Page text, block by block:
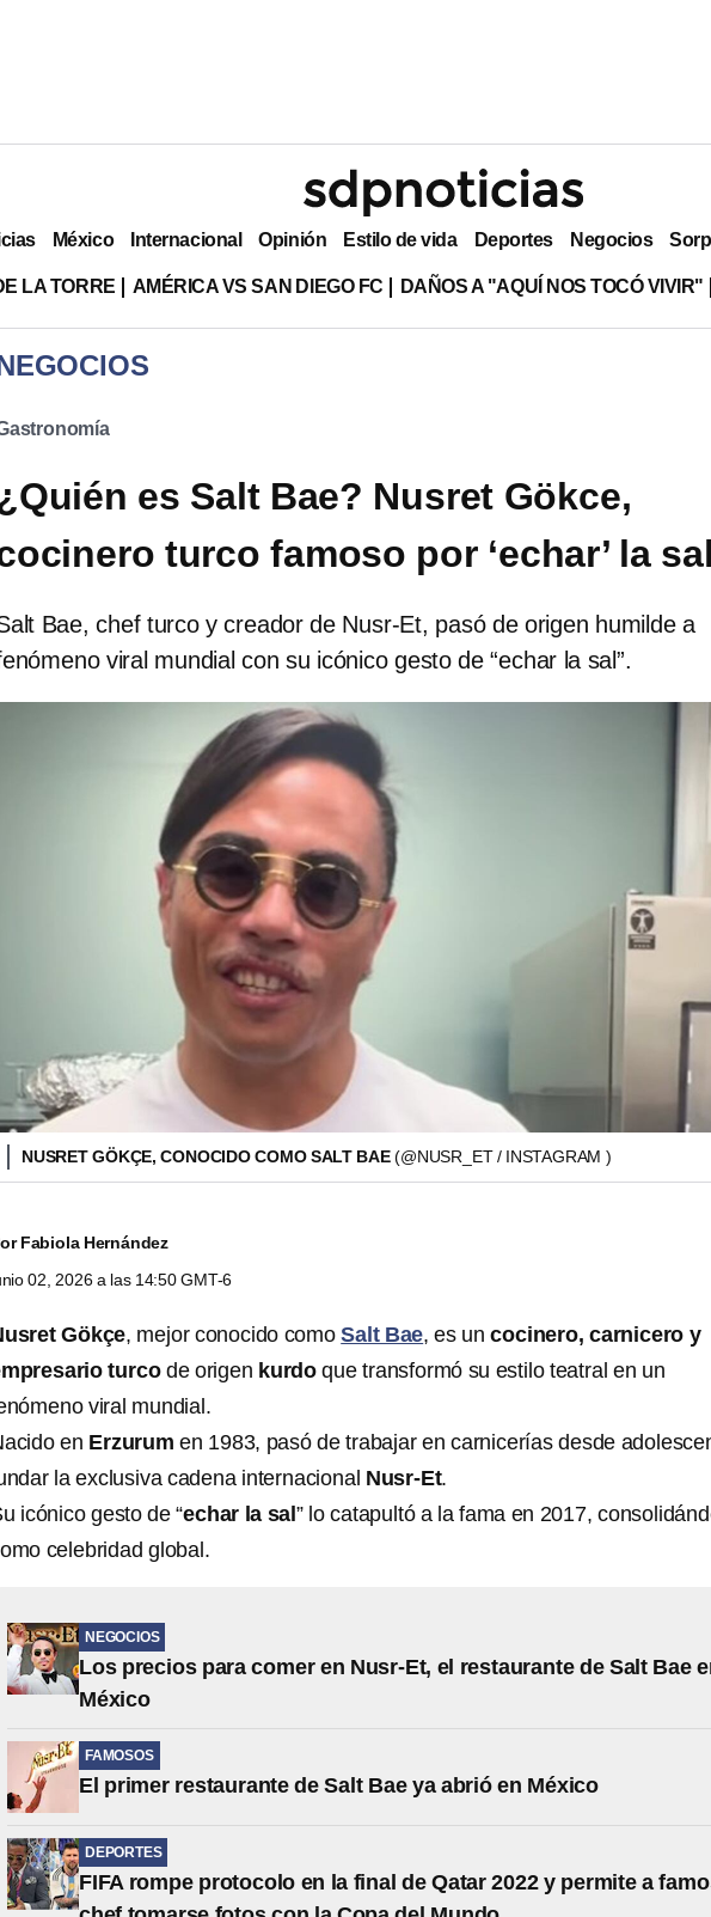
México Internacional Opinión Estilo de vida Deportes Negocios
LA TORRE AMÉRICA VS SAN DIEGO FC DAÑOS A "AQUÍ NOS TOCÓ VIVIR"
es Salt Bae? Nusret Gökce,
turco famoso por ‘echar’ la
Bae, chef turco y creador de Nusr‑Et, pasó de origen humilde a
viral mundial con su icónico gesto de “echar la sal”.
NUSRET GÖKÇE, CONOCIDO COMO SALT BAE(@NUSR_ET / INSTAGRAM )
Fabiola Hernández
02, 2026 a las 14:50 GMT-6
Gökçe, mejor conocido comoSalt Bae, es uncocinero, carnicero y
turcode origen kurdo que transformó su estilo teatral en un
viral mundial.
en Erzurum en 1983, pasó de trabajar en carnicerías desde
la exclusiva cadena internacional Nusr‑Et.
icónico gesto de “echar la sal” lo catapultó a la fama en 2017,
celebridad global.
NEGOCIOS
Los precios para comer en Nusr-Et, el restaurante de Salt Bae
México
FAMOSOS
El primer restaurante de Salt Bae ya abrió en México
DEPORTES
FIFA rompe protocolo en la final de Qatar 2022 y permite a